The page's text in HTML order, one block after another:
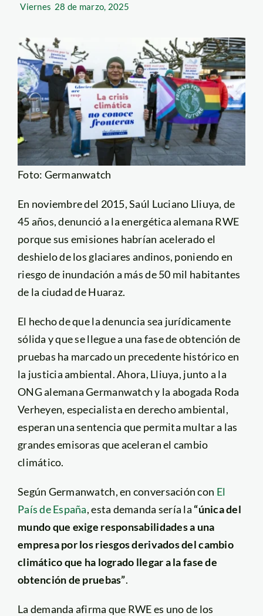
Viernes 28 de marzo, 2025
Foto: Germanwatch
En noviembre del 2015, Saúl Luciano Lliuya, de
45 años, denunció a la energética alemana RWE
porque sus emisiones habrían acelerado el
deshielo de los glaciares andinos, poniendo en
riesgo de inundación a más de 50 mil habitantes
de la ciudad de Huaraz.
El hecho de que la denuncia sea jurídicamente
sólida y que se llegue a una fase de obtención de
pruebas ha marcado un precedente histórico en
la justicia ambiental. Ahora, Lliuya, junto a la
ONG alemana Germanwatch y la abogada Roda
Verheyen, especialista en derecho ambiental,
esperan una sentencia que permita multar a las
grandes emisoras que aceleran el cambio
climático.
Según Germanwatch, en conversación con El
País de España, esta demanda sería la “única del
mundo que exige responsabilidades a una
empresa por los riesgos derivados del cambio
climático que ha logrado llegar a la fase de
obtención de pruebas”.
La demanda afirma que RWE es uno de los